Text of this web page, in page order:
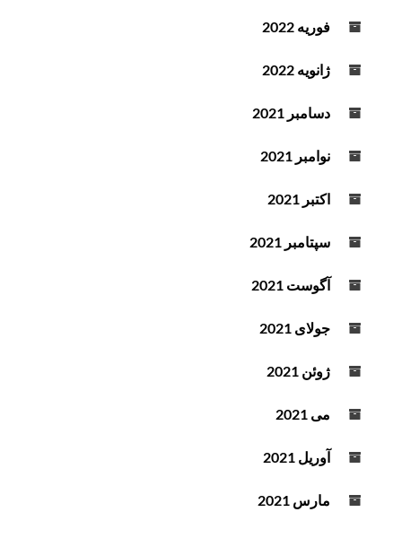
فوریه 2022
ژانویه 2022
دسامبر 2021
نوامبر 2021
اکتبر 2021
سپتامبر 2021
آگوست 2021
جولای 2021
ژوئن 2021
می 2021
آوریل 2021
مارس 2021